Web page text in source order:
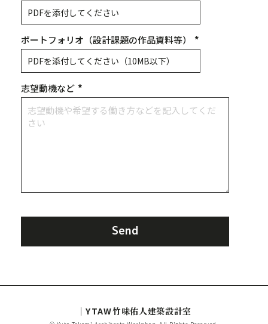
PDFを添付してください
ポートフォリオ（設計課題の作品資料等） *
PDFを添付してください（10MB以下）
志望動機など *
Send
竹味佑人建築設計室
｜YTAW